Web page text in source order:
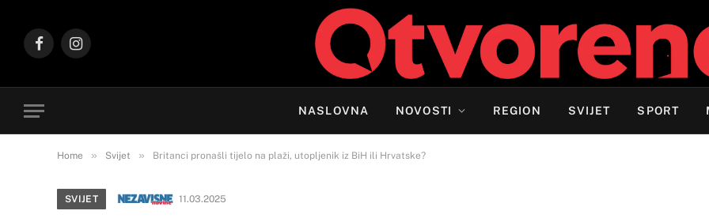
FacebookInstagram
NASLOVNA NOVOSTI REGION SVIJET SPORT
Home » Svijet » Britanci pronašli tijelo na plaži, utopljenik iz BiH ili Hrvatske?
SVIJET 11.03.2025